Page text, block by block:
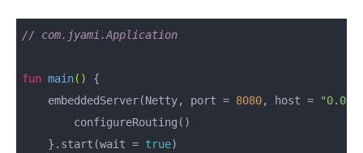
// com.jyami.Application
fun main()
{
    embeddedServer(Netty, port =
8080, host =
        configureRouting()
    }.start(wait =
true)